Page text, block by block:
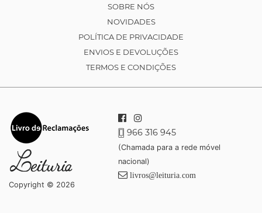
SOBRE NÓS
NOVIDADES
POLÍTICA DE PRIVACIDADE
ENVIOS E DEVOLUÇÕES
TERMOS E CONDIÇÕES
Copyright © 2026
966 316 945
(Chamada para a rede móvel
nacional)
livros@leituria.com